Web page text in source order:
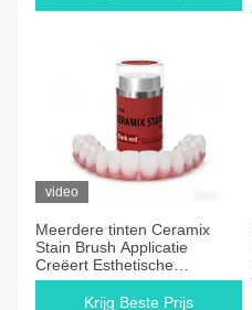
video
Meerdere tinten Ceramix
Stain Brush Applicatie
Creëert Esthetische
Afwerking Ontworpen voor
Duurzame Keramische
Krijg Beste Prijs